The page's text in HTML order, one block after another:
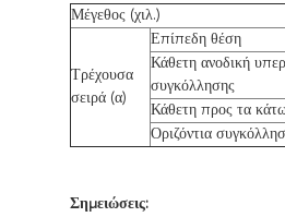
Μέγεθος (χιλ.)
Τρέχουσα
σειρά (α)
Επίπεδη θέση
Κάθετη ανοδική
συγκόλλησης
Κάθετη προς τα
Οριζόντια
Σημειώσεις: